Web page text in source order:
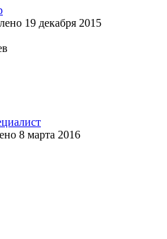
19 декабря 2015
8 марта 2016